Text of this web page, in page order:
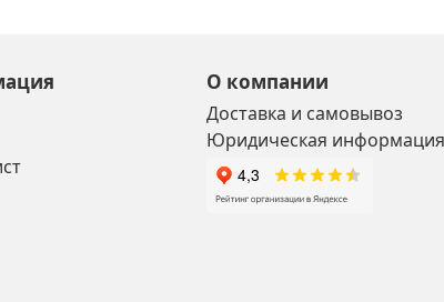
О компании
Доставка и самовывоз
Юридическая информация